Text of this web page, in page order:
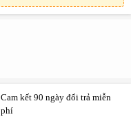
Cam kết 90 ngày đổi trả miễn
phí